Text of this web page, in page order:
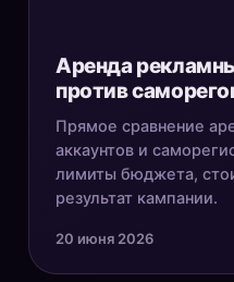
Аренда
против
Прямое сравнение
аккаунтов и
лимиты бюджета,
результат кампании.
20 июня 2026